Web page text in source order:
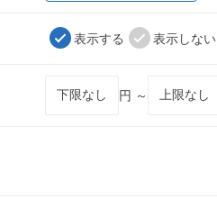
表示する 表示しない
円 ～